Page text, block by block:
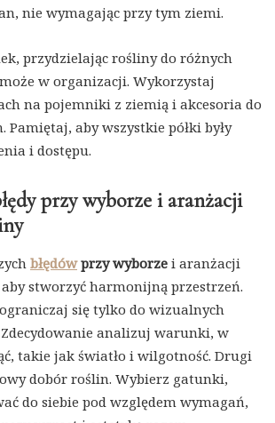
nie wymagając przy tym ziemi.
przydzielając rośliny do różnych
w organizacji. Wykorzystaj
na pojemniki z ziemią i akcesoria do
aby wszystkie półki były
i dostępu.
przy wyborze i aranżacji
błędówprzy wyborze i aranżacji
stworzyć harmonijną przestrzeń.
się tylko do wizualnych
analizuj warunki, w
takie jak światło i wilgotność. Drugi
dobór roślin. Wybierz gatunki,
do siebie pod względem wymagań,